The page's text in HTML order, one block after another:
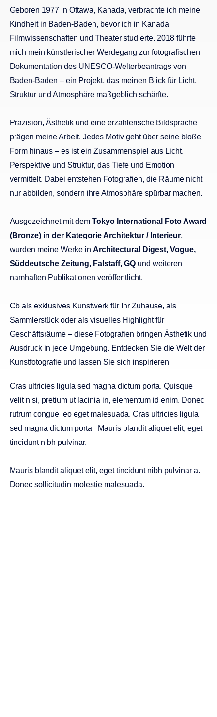
Geboren 1977 in Ottawa, Kanada, verbrachte ich meine
Kindheit in Baden-Baden, bevor ich in Kanada
Filmwissenschaften und Theater studierte. 2018 führte
mich mein künstlerischer Werdegang zur fotografischen
Dokumentation des UNESCO-Welterbeantrags von
Baden-Baden – ein Projekt, das meinen Blick für Licht,
Struktur und Atmosphäre maßgeblich schärfte.
Präzision, Ästhetik und eine erzählerische Bildsprache
prägen meine Arbeit. Jedes Motiv geht über seine bloße
Form hinaus – es ist ein Zusammenspiel aus Licht,
Perspektive und Struktur, das Tiefe und Emotion
vermittelt. Dabei entstehen Fotografien, die Räume nicht
nur abbilden, sondern ihre Atmosphäre spürbar machen.
Ausgezeichnet mit dem Tokyo International Foto Award
(Bronze) in der Kategorie Architektur / Interieur,
wurden meine Werke in Architectural Digest, Vogue,
Süddeutsche Zeitung, Falstaff, GQ und weiteren
namhaften Publikationen veröffentlicht.
Ob als exklusives Kunstwerk für Ihr Zuhause, als
Sammlerstück oder als visuelles Highlight für
Geschäftsräume – diese Fotografien bringen Ästhetik und
Ausdruck in jede Umgebung. Entdecken Sie die Welt der
Kunstfotografie und lassen Sie sich inspirieren.
Cras ultricies ligula sed magna dictum porta. Quisque
velit nisi, pretium ut lacinia in, elementum id enim. Donec
rutrum congue leo eget malesuada. Cras ultricies ligula
sed magna dictum porta. Mauris blandit aliquet elit, eget
tincidunt nibh pulvinar.
Mauris blandit aliquet elit, eget tincidunt nibh pulvinar a.
Donec sollicitudin molestie malesuada.